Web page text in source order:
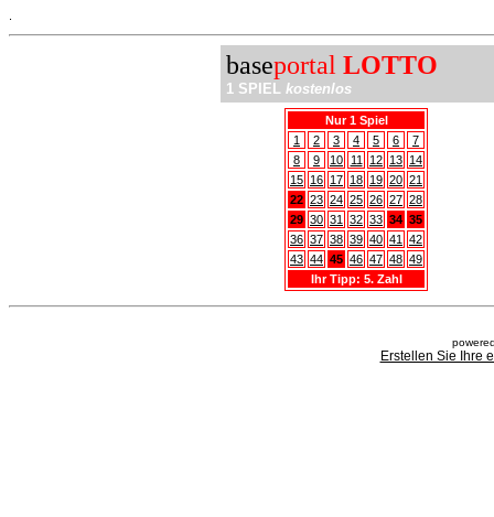
baseportal LOTTO
1 SPIEL kostenlos
Nur 1 Spiel
1
2 3 4 5 6
7
8
9 10 11 12 13 14
15 16 17 18 19 20 21
22 23 24 25 26 27 28
29 30 31 32 33 34 35
36 37 38 39 40 41
42
43 44 45 46 47 48 49
Ihr Tipp: 5. Zahl
Erstellen Sie Ihre